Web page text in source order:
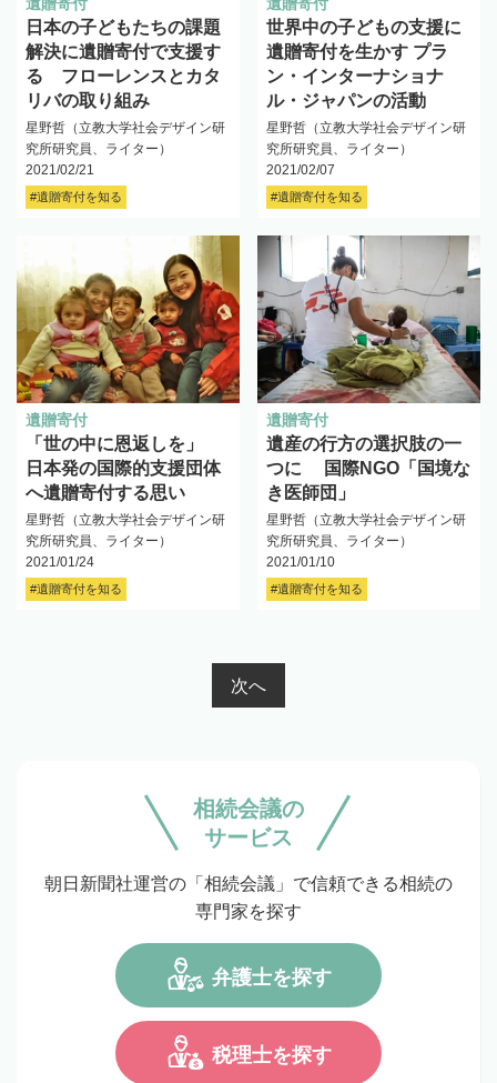
遺贈寄付
日本の子どもたちの課題
解決に遺贈寄付で支援す
る フローレンスとカタ
リバの取り組み
星野哲（立教大学社会デザイン研
究所研究員、ライター）
2021/02/21
#遺贈寄付を知る
遺贈寄付
世界中の子どもの支援に
遺贈寄付を生かす プラ
ン・インターナショナ
ル・ジャパンの活動 ‌
星野哲（立教大学社会デザイン研
究所研究員、ライター）
2021/02/07
#遺贈寄付を知る
遺贈寄付
「世の中に恩返しを」
日本発の国際的支援団体
へ遺贈寄付する思い
星野哲（立教大学社会デザイン研
究所研究員、ライター）
2021/01/24
#遺贈寄付を知る
遺贈寄付
遺産の行方の選択肢の一
つに‌ ‌ 国際NGO「国境な
き医師団」
星野哲（立教大学社会デザイン研
究所研究員、ライター）
2021/01/10
#遺贈寄付を知る
次へ
相続会議の
サービス
朝日新聞社運営の「相続会議」で信頼できる相続の
専門家を探す
弁護士を探す
税理士を探す